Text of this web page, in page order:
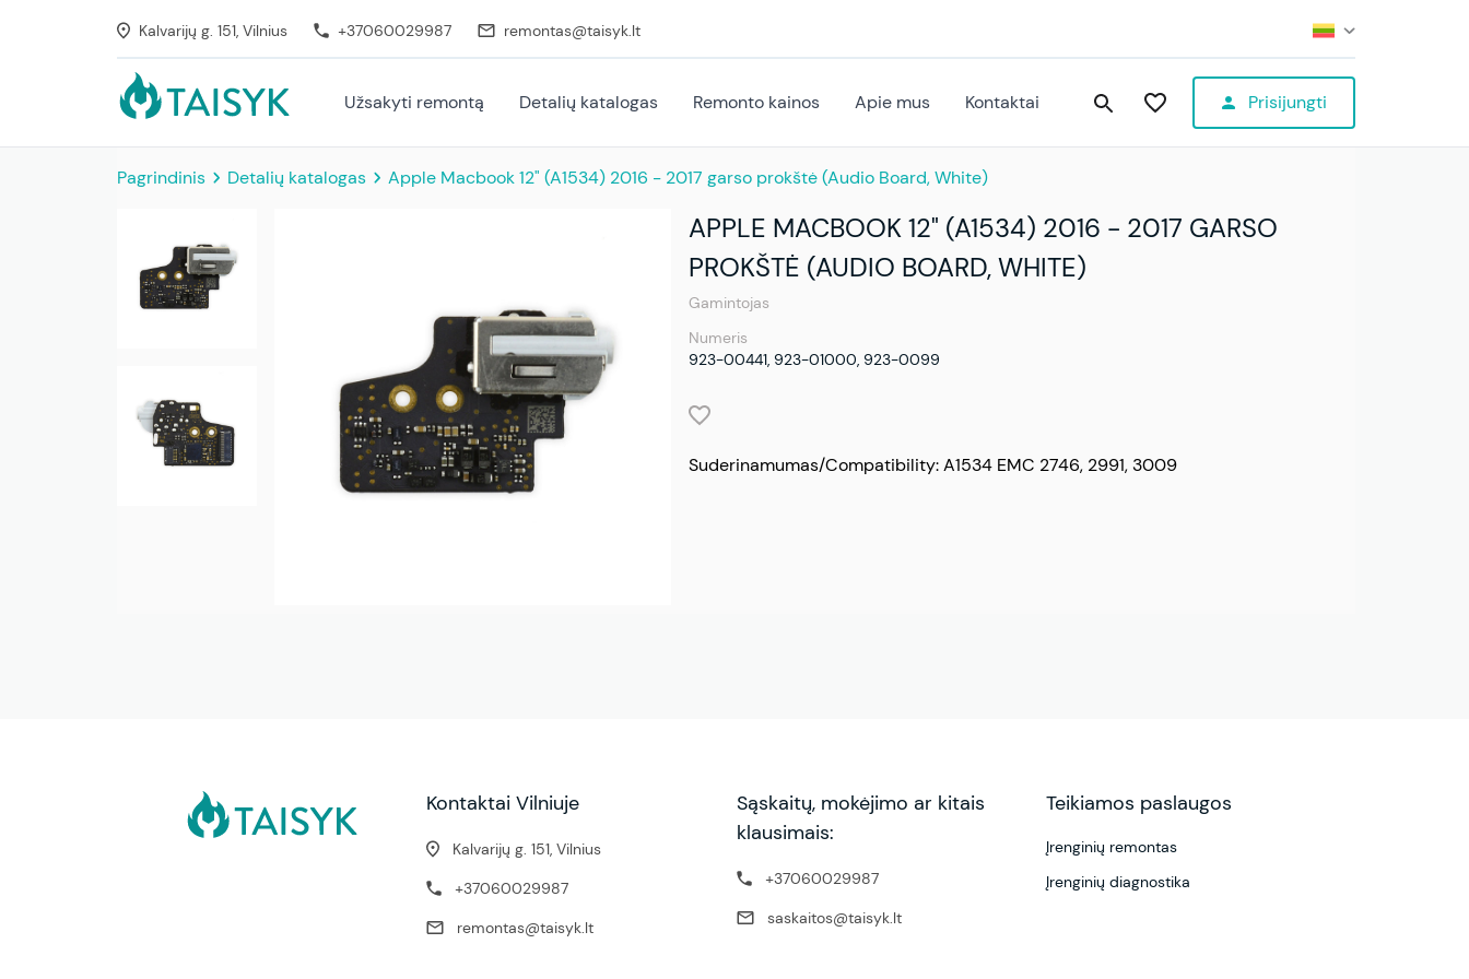
Kalvarijų g. 151, Vilnius +37060029987 remontas@taisyk.lt
Užsakyti remontą Detalių katalogas Remonto kainos Apie mus Kontaktai Prisijungti
Pagrindinis Detalių katalogas Apple Macbook 12" (A1534) 2016 - 2017 garso prokštė (Audio Board, White)
APPLE MACBOOK 12" (A1534) 2016 - 2017 GARSO
PROKŠTĖ (AUDIO BOARD, WHITE)
Gamintojas
Numeris
923-00441, 923-01000, 923-0099
Suderinamumas/Compatibility: A1534 EMC 2746, 2991, 3009
Kontaktai Vilniuje
Kalvarijų g. 151, Vilnius
+37060029987
remontas@taisyk.lt
Sąskaitų, mokėjimo ar kitais
klausimais:
+37060029987
saskaitos@taisyk.lt
Teikiamos paslaugos
Įrenginių remontas
Įrenginių diagnostika